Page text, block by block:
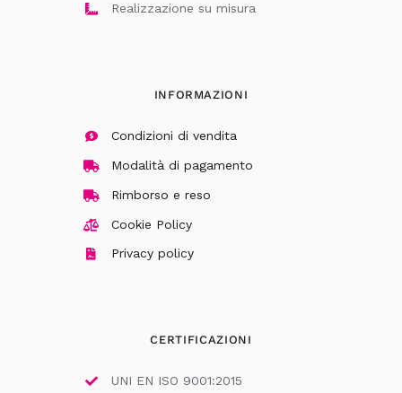
Realizzazione su misura
INFORMAZIONI
Condizioni di vendita
Modalità di pagamento
Rimborso e reso
Cookie Policy
Privacy policy
CERTIFICAZIONI
UNI EN ISO 9001:2015